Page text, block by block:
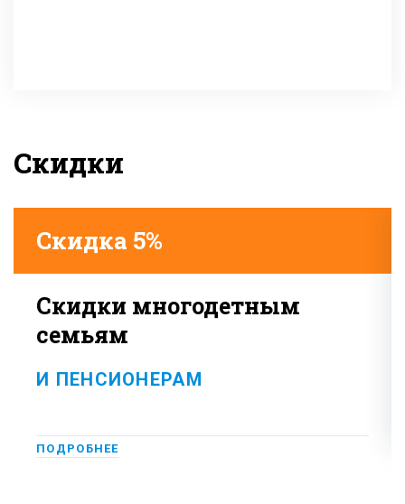
Скидки
Скидка 5%
Скидки многодетным
семьям
И ПЕНСИОНЕРАМ
ПОДРОБНЕЕ